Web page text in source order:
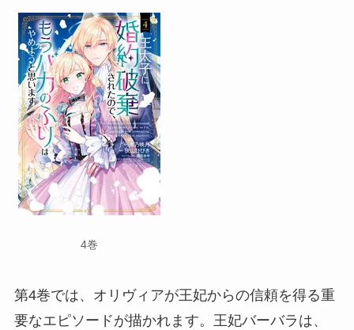
4巻
第4巻では、オリヴィアが王妃からの信頼を得る重
要なエピソードが描かれます。王妃バーバラは、